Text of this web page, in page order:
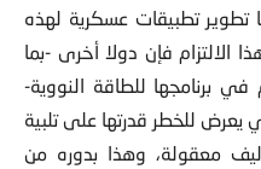
تطوير تطبيقات عسكرية لهذه
الالتزام فإن دولا أخرى -بما
برنامجها للطاقة النووية-
للخطر قدرتها على تلبية
معقولة، وهذا بدوره من